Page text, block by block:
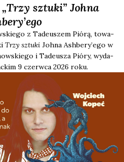
sztuki” Johna
z Tade­uszem Pió­rą, towa­
Trzy sztu­kiJoh­na Ashbery’ego w
i Tade­usza Pió­ry, wyda­
9 czerw­ca 2026 roku.